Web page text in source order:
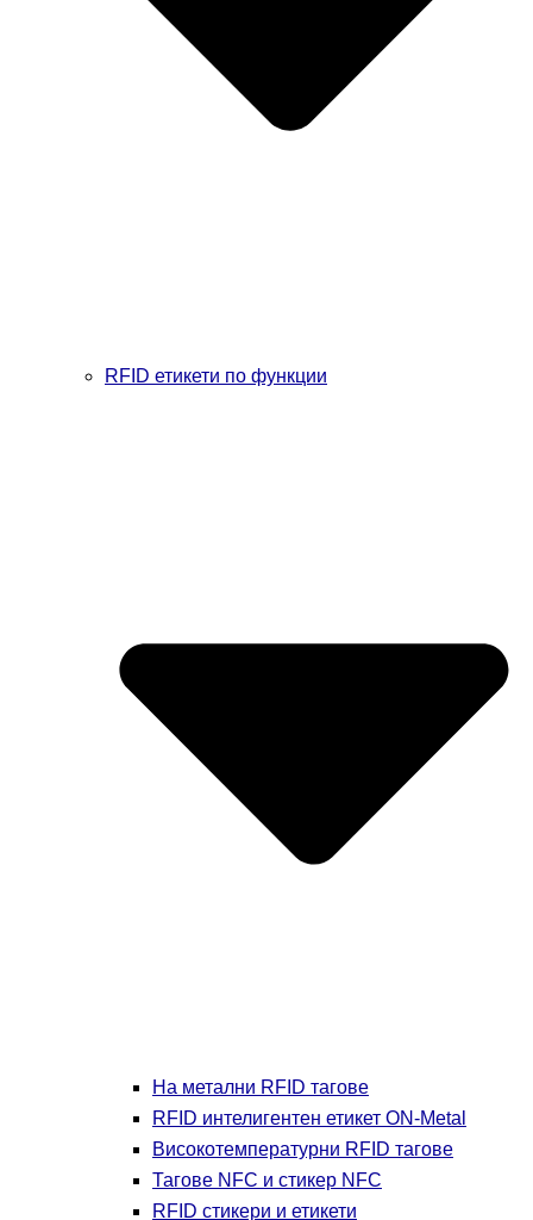
RFID етикети по функции
На метални RFID тагове
RFID интелигентен етикет ON-Metal
Високотемпературни RFID тагове
Тагове NFC и стикер NFC
RFID стикери и етикети